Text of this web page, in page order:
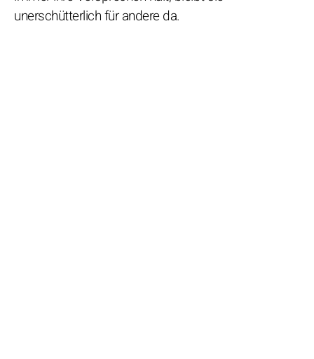
unerschütterlich für andere da.